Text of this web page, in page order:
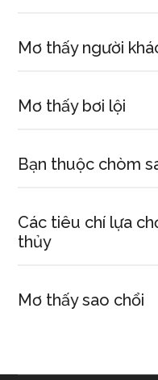
Mơ thấy người
Mơ thấy bơi lội
Bạn thuộc chòm
Các tiêu chí lựa
thủy
Mơ thấy sao chổi